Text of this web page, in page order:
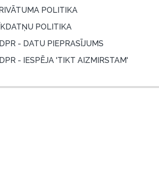
POLITIKA
POLITIKA
- DATU PIEPRASĪJUMS
- IESPĒJA 'TIKT AIZMIRSTAM'